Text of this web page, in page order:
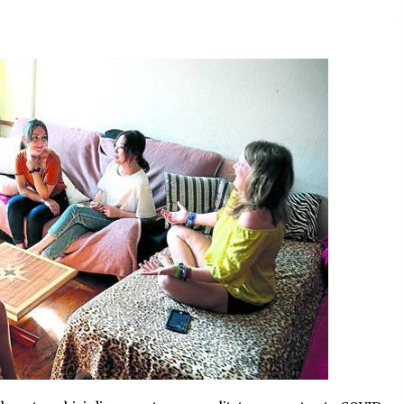
SOINUGELA: Paul McCartney eta
Ringo Starr-en lan berriak
2026/07/03